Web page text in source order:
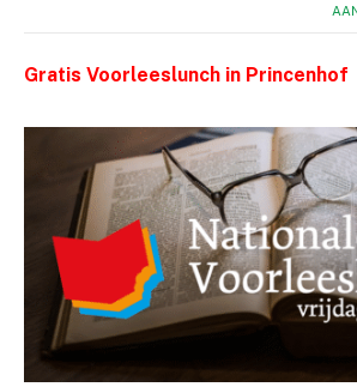
Gratis Voorleeslunch in Princenhof